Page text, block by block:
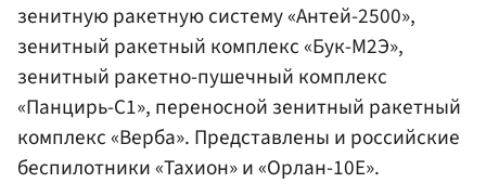
зенитную ракетную систему «Антей-2500»,
зенитный ракетный комплекс «Бук-М2Э»,
зенитный ракетно-пушечный комплекс
«Панцирь-С1», переносной зенитный ракетный
комплекс «Верба». Представлены и российские
беспилотники «Тахион» и «Орлан-10Е».